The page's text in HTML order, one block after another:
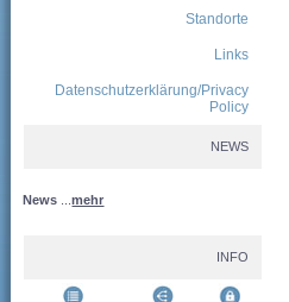
Standorte
Links
Datenschutzerklärung/Privacy
Policy
NEWS
News ...mehr
INFO